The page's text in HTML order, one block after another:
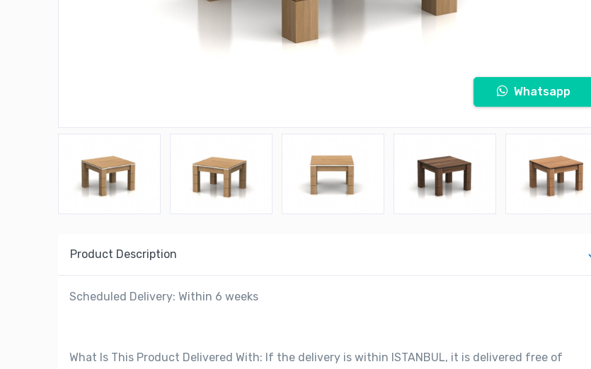
Whatsapp
Product Description
Scheduled Delivery: Within 6 weeks
What Is This Product Delivered With: If the delivery is within ISTANBUL, it is delivered free of